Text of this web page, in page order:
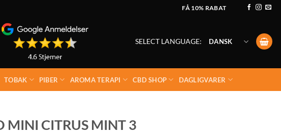
FÅ 10% RABAT
SELECT LANGUAGE: DANSK
TOBAK PIBER AROMA TERAPI CBD SHOP DAGLIGVARER
MINI CITRUS MINT 3